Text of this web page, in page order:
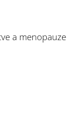
a menopauze